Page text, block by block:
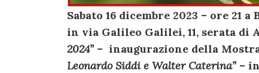
Sabato 16 dicembre 2023 – ore 21
in via Galileo Galilei, 11, serata di
2024” – inaugurazione della
Leonardo Siddi e Walter Caterina” –